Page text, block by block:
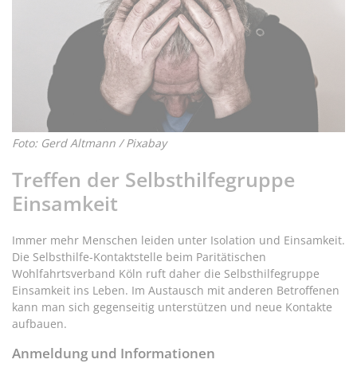
Foto: Gerd Altmann / Pixabay
Treffen der Selbsthilfegruppe
Einsamkeit
Immer mehr Menschen leiden unter Isolation und Einsamkeit.
Die Selbsthilfe-Kontaktstelle beim Paritätischen
Wohlfahrtsverband Köln ruft daher die Selbsthilfegruppe
Einsamkeit ins Leben. Im Austausch mit anderen Betroffenen
kann man sich gegenseitig unterstützen und neue Kontakte
aufbauen.
Anmeldung und Informationen